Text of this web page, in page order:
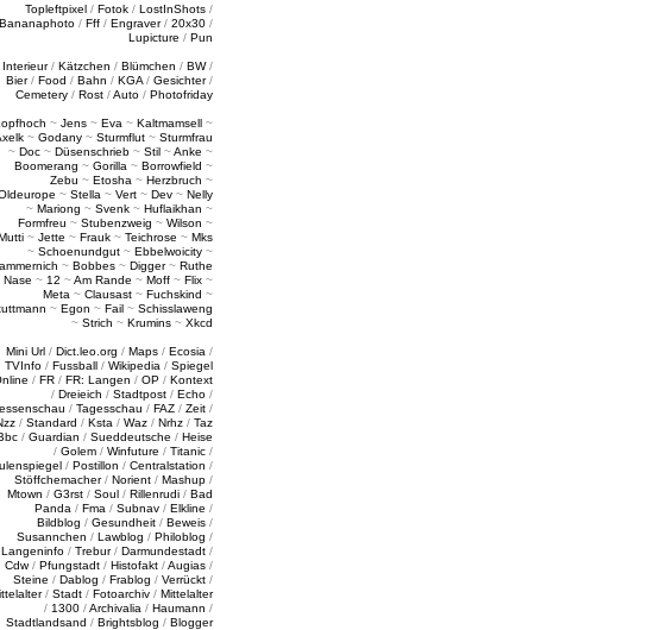
Topleftpixel / Fotok / LostInShots /
Bananaphoto / Fff / Engraver/ 20x30 /
Lupicture / Pun
Interieur/ Kätzchen / Blümchen / BW/
Bier/ Food / Bahn / KGA / Gesichter/
Cemetery / Rost /Auto / Photofriday
~ Jens ~ Eva ~ Kaltmamsell ~
~ Godany ~ Sturmflut ~ Sturmfrau
~ Doc ~ Düsenschrieb ~ Stil ~Anke ~
Boomerang ~ Gorilla ~ Borrowfield ~
Zebu ~ Etosha ~ Herzbruch ~
~ Stella ~ Vert ~ Dev ~ Nelly
~ Mariong ~ Svenk ~ Huflaikhan ~
Formfreu ~ Stubenzweig ~ Wilson ~
~ Jette ~ Frauk ~ Teichrose ~ Mks
~ Schoenundgut ~ Ebbelwoicity ~
~ Bobbes ~ Digger~ Ruthe
Nase ~ 12 ~Am Rande ~ Moff ~ Flix ~
Meta ~ Clausast ~ Fuchskind ~
~ Egon ~ Fail ~ Schisslaweng
~ Strich ~ Krumins ~ Xkcd
Mini Url / Dict.leo.org / Maps / Ecosia /
TVInfo / Fussball / Wikipedia / Spiegel
/ FR / FR: Langen / OP / Kontext
/ Dreieich / Stadtpost / Echo /
/ Tagesschau / FAZ / Zeit /
/ Standard / Ksta / Waz / Nrhz / Taz
/ Guardian / Sueddeutsche / Heise
/ Golem / Winfuture / Titanic /
/ Postillon / Centralstation /
Stöffchemacher/ Norient / Mashup /
Mtown / G3rst / Soul / Rillenrudi / Bad
Panda / Fma / Subnav / Elkline /
Bildblog / Gesundheit / Beweis /
Susannchen / Lawblog / Philoblog /
Langeninfo / Trebur/ Darmundestadt /
Cdw/ Pfungstadt / Histofakt /Augias /
Steine / Dablog / Frablog / Verrückt /
/ Stadt / Fotoarchiv / Mittelalter
/ 1300 /Archivalia / Haumann /
Stadtlandsand / Brightsblog / Blogger